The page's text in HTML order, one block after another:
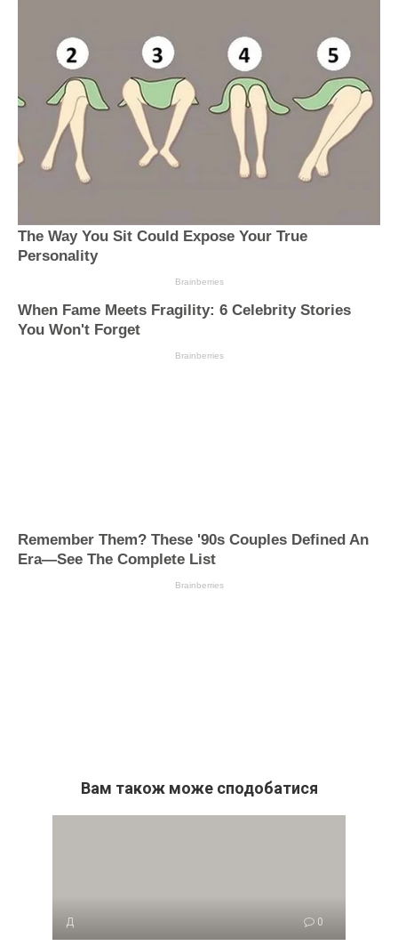
Вам також може сподобатися
Д 0